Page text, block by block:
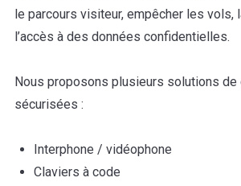
le parcours visiteur, empêcher les vols,
l’accès à des données confidentielles.
Nous proposons plusieurs solutions de
sécurisées :
Interphone / vidéophone
Claviers à code